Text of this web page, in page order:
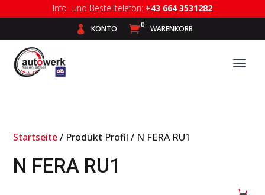
Info- und Bestelltelefon: +43 664 3531282
 KONTO 0 WARENKORB
Startseite/ Produkt Profil / N FERA RU1
N FERA RU1